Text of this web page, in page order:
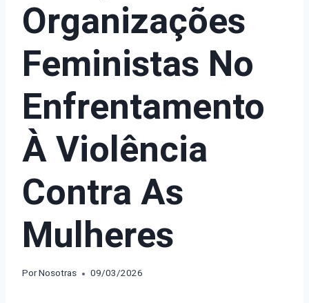
Organizações
Feministas No
Enfrentamento
À Violência
Contra As
Mulheres
PorNosotras 09/03/2026